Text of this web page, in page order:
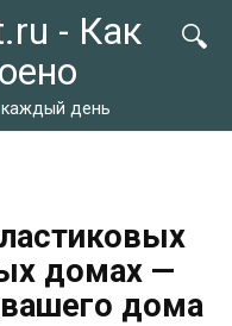
- Как
день
домах —
дома